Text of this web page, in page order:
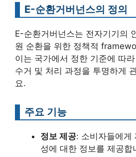
E-순환거버넌스의 정의
E-순환거버넌스는 전자기기의
원 순환을 위한 정책적
이는 국가에서 정한 기준에 따
수거 및 처리 과정을 투명하게
요.
주요 기능
정보 제공: 소비자들에게
성에 대한 정보를 제공합